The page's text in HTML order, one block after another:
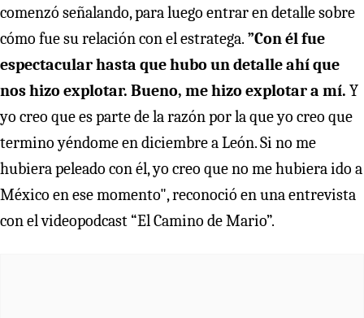
comenzó señalando, para luego entrar en detalle sobre
cómo fue su relación con el estratega. ”Con él fue
espectacular hasta que hubo un detalle ahí que
nos hizo explotar. Bueno, me hizo explotar a mí. Y
yo creo que es parte de la razón por la que yo creo que
termino yéndome en diciembre a León. Si no me
hubiera peleado con él, yo creo que no me hubiera ido a
México en ese momento", reconoció en una entrevista
con el videopodcast “El Camino de Mario”.